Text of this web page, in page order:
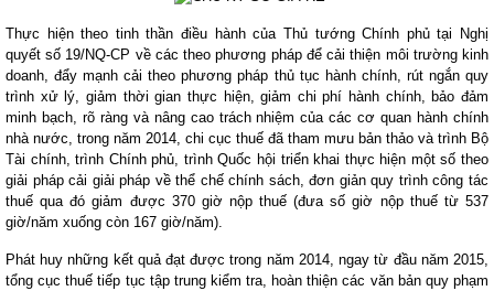
Thực hiện theo tinh thần điều hành của Thủ tướng Chính phủ tại Nghị
quyết số 19/NQ-CP về các theo phương pháp để cải thiện môi trường kinh
doanh, đẩy mạnh cải theo phương pháp thủ tục hành chính, rút ngắn quy
trình xử lý, giảm thời gian thực hiện, giảm chi phí hành chính, bảo đảm
minh bạch, rõ ràng và nâng cao trách nhiệm của các cơ quan hành chính
nhà nước, trong năm 2014, chi cục thuế đã tham mưu bản thảo và trình Bộ
Tài chính, trình Chính phủ, trình Quốc hội triển khai thực hiện một số theo
giải pháp cải giải pháp về thể chế chính sách, đơn giản quy trình công tác
thuế qua đó giảm được 370 giờ nộp thuế (đưa số giờ nộp thuế từ 537
giờ/năm xuống còn 167 giờ/năm).
Phát huy những kết quả đạt được trong năm 2014, ngay từ đầu năm 2015,
tổng cục thuế tiếp tục tập trung kiểm tra, hoàn thiện các văn bản quy phạm